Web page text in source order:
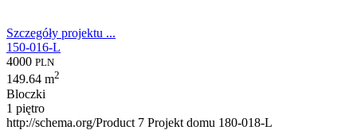
Szczegóły projektu ...
150-016-L
4000 PLN
149.64 m2
Bloczki
1 piętro
http://schema.org/Product 7 Projekt domu 180-018-L